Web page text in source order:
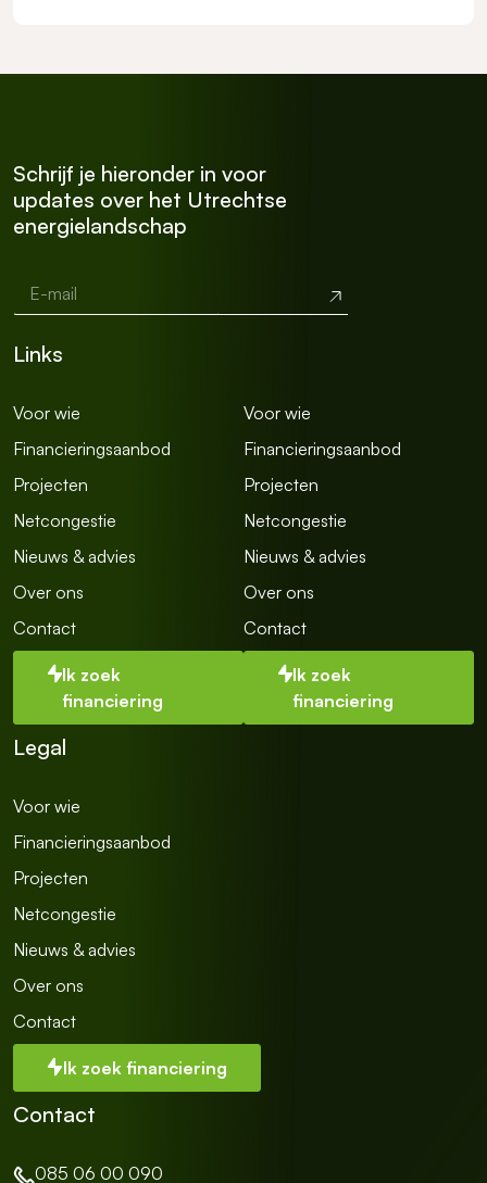
Schrijf je hieronder in voor
updates over het Utrechtse
energielandschap
k
e
l
E
n
k
l
E
n
k
e
e
Links
Voor wie
Financieringsaanbod
Projecten
Netcongestie
Nieuws & advies
Over ons
Contact
Ik zoek
financiering
Voor wie
Financieringsaanbod
Projecten
Netcongestie
Nieuws & advies
Over ons
Contact
Ik zoek
financiering
Legal
Voor wie
Financieringsaanbod
Projecten
Netcongestie
Nieuws & advies
Over ons
Contact
Ik zoek financiering
Contact
085 06 00 090